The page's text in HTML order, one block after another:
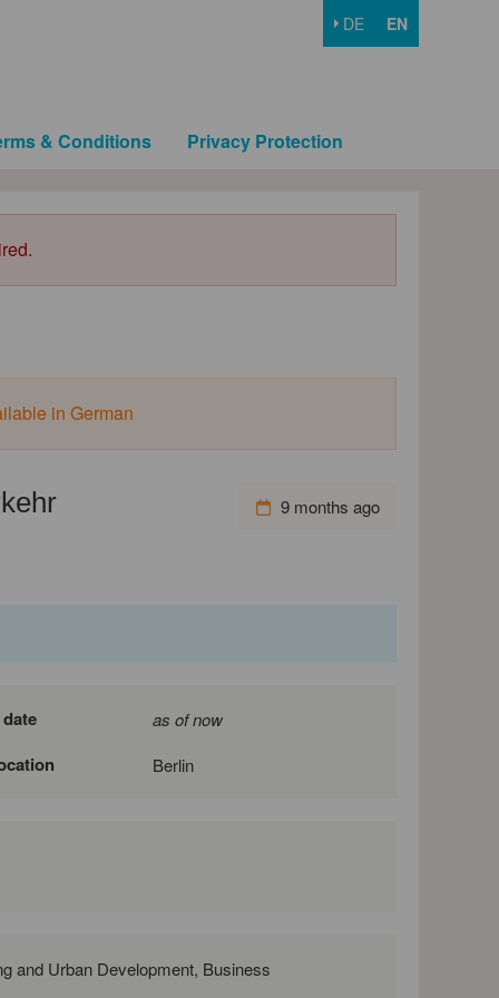
DE EN
& Conditions Privacy Protection
in German
9 months ago
as of now
Berlin
and Urban Development, Business